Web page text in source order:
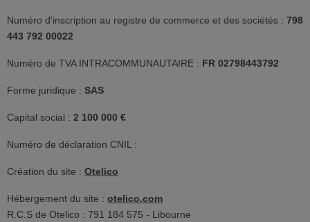
Numéro d'inscription au registre de commerce et des sociétés : 798
443 792 00022
Numéro de TVA INTRACOMMUNAUTAIRE : FR 02798443792
Forme juridique : SAS
Capital social : 2 100 000 €
Numéro de déclaration CNIL :
Création du site : Otelico
Hébergement du site : otelico.com
R.C.S de Otelico : 791 184 575 - Libourne